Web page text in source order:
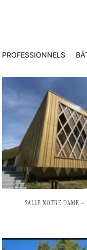
SALLE NOTRE DAME –